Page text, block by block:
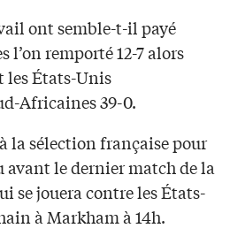
ont semble-t-il payé
l’on remporté 12-7 alors
les États-Unis
Africaines 39-0.
la sélection française pour
avant le dernier match de la
se jouera contre les États-
à Markham à 14h.